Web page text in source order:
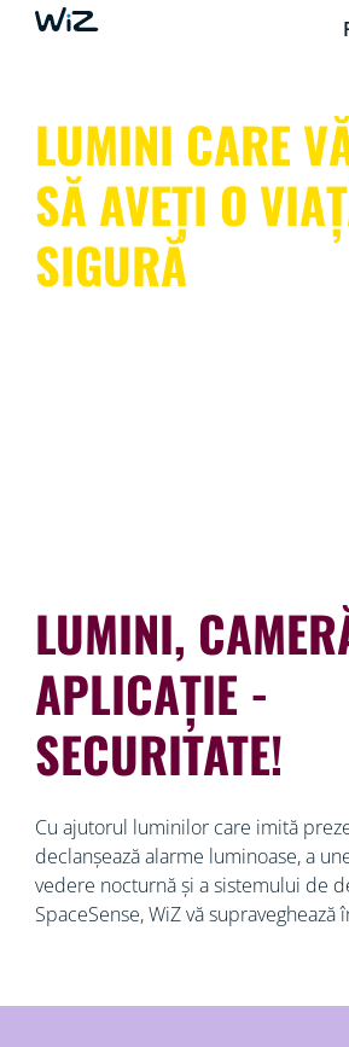
LUMINI CARE
SĂ AVEȚI O
SIGURĂ
LUMINI,
APLICAȚIE -
SECURITATE!
Cu ajutorul luminilor care imită
declanșează alarme luminoase, a
vedere nocturnă și a sistemului de
SpaceSense, WiZ vă supraveghează